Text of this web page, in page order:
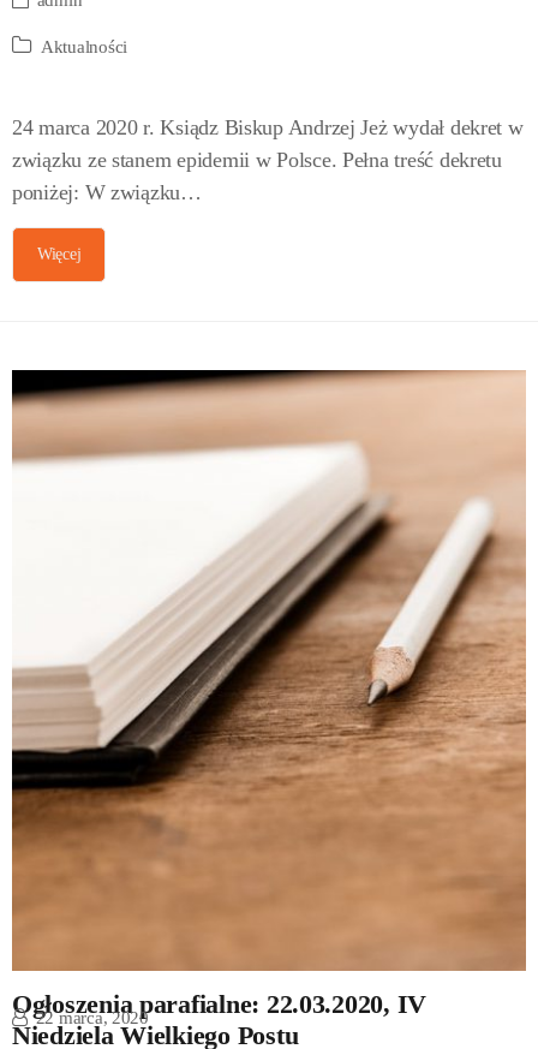
Aktualności
24 marca 2020 r. Ksiądz Biskup Andrzej Jeż wydał dekret w
związku ze stanem epidemii w Polsce. Pełna treść dekretu
poniżej: W związku…
Więcej
Ogłoszenia parafialne: 22.03.2020, IV
Niedziela Wielkiego Postu
22 marca, 2020